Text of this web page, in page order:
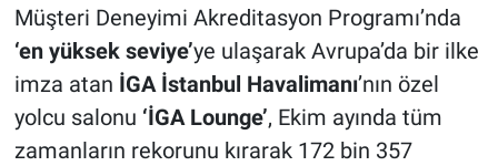
Müşteri Deneyimi Akreditasyon Programı’nda
‘en yüksek seviye’ye ulaşarak Avrupa’da bir ilke
imza atan İGA İstanbul Havalimanı’nın özel
yolcu salonu ‘İGA Lounge’, Ekim ayında tüm
zamanların rekorunu kırarak 172 bin 357